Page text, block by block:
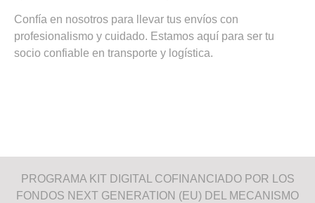
Confía en nosotros para llevar tus envíos con
profesionalismo y cuidado. Estamos aquí para ser tu
socio confiable en transporte y logística.
PROGRAMA KIT DIGITAL COFINANCIADO POR LOS
FONDOS NEXT GENERATION (EU) DEL MECANISMO